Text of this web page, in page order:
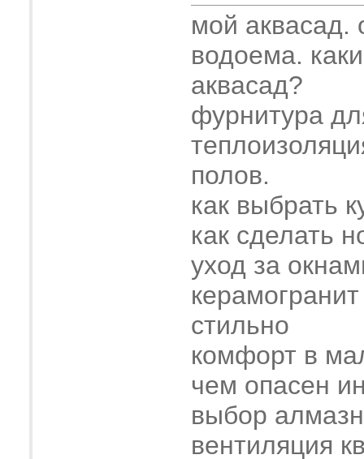
мой аквасад.
водоема.
аквасад?
фурнитура
полов.
как выбрать
как сделать
уход за
стильно
комфорт в
чем опасен
выбор
вентиляция